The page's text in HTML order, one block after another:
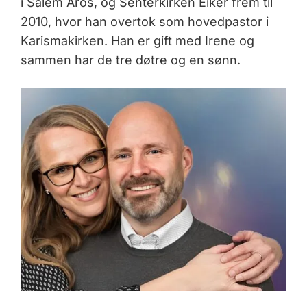
2010, hvor han overtok som hovedpastor i
Karismakirken. Han er gift med Irene og
sammen har de tre døtre og en sønn.